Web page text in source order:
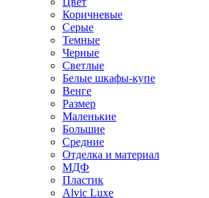
Коричневые
Серые
Темные
Черные
Светлые
Белые шкафы-купе
Венге
Размер
Маленькие
Большие
Средние
Отделка и материал
МДФ
Пластик
Alvic Luxe